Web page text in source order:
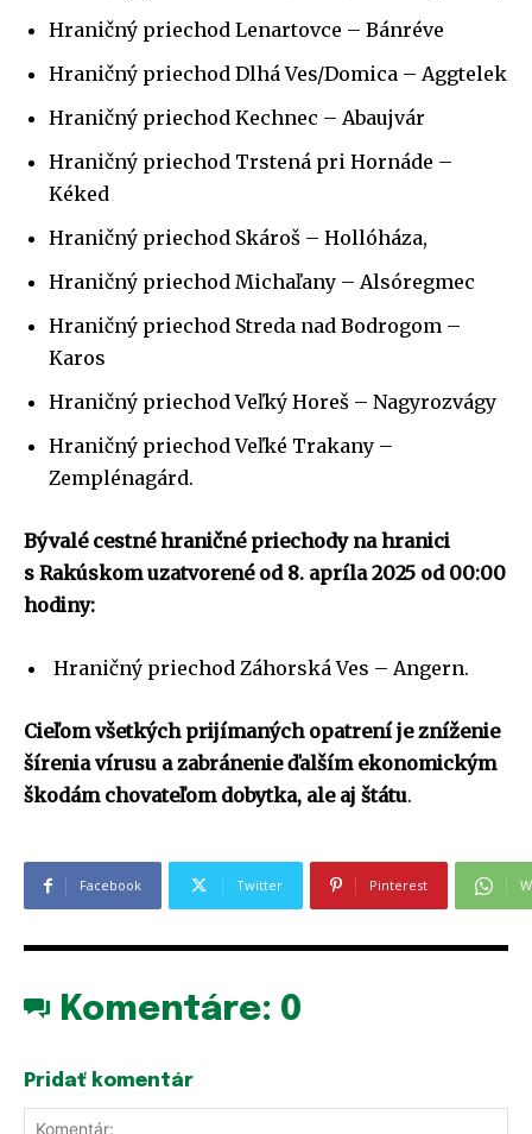
Hraničný priechod Lenartovce – Bánréve
Hraničný priechod Dlhá Ves/Domica – Aggtelek
Hraničný priechod Kechnec – Abaujvár
Hraničný priechod Trstená pri Hornáde –
Kéked
Hraničný priechod Skároš – Hollóháza,
Hraničný priechod Michaľany – Alsóregmec
Hraničný priechod Streda nad Bodrogom –
Karos
Hraničný priechod Veľký Horeš – Nagyrozvágy
Hraničný priechod Veľké Trakany –
Zemplénagárd.
Bývalé cestné hraničné priechody na hranici
s Rakúskom uzatvorené od 8. apríla 2025 od 00:00
hodiny:
Hraničný priechod Záhorská Ves – Angern.
Cieľom všetkých prijímaných opatrení je zníženie
šírenia vírusu a zabránenie ďalším ekonomickým
škodám chovateľom dobytka, ale aj štátu.
Facebook Twitter Pinterest
Komentáre: 0
Pridať komentár